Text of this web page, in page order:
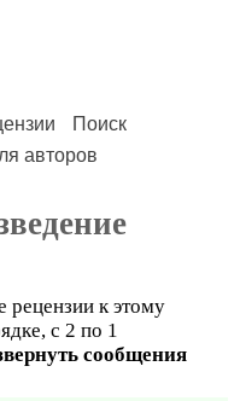
Поиск
авторов
рецензии к этому
с 2 по 1
сообщения